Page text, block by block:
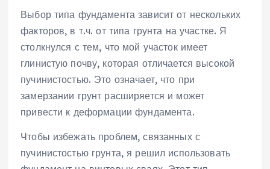
Выбор типа фундамента зависит от нескольких
факторов‚ в т.ч. от типа грунта на участке. Я
столкнулся с тем‚ что мой участок имеет
глинистую почву‚ которая отличается высокой
пучинистостью. Это означает‚ что при
замерзании грунт расширяется и может
привести к деформации фундамента.
Чтобы избежать проблем‚ связанных с
пучинистостью грунта‚ я решил использовать